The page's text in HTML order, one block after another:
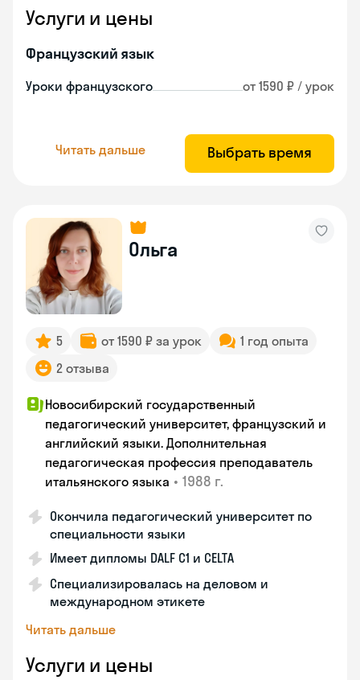
Услуги и цены
Французский язык
Уроки французского от 1590 ₽ / урок
Читать дальше Выбрать время
Ольга
5 от 1590 ₽ за урок
1 год опыта
2 отзыва
Новосибирский государственный
педагогический университет, французский и
английский языки. Дополнительная
педагогическая профессия преподаватель
итальянского языка • 1988 г.
Окончила педагогический университет по
специальности языки
Имеет дипломы DALF C1 и CELTA
Специализировалась на деловом и
международном этикете
Читать дальше
Услуги и цены